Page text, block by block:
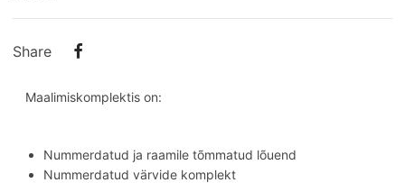
Share
Maalimiskomplektis on:
Nummerdatud ja raamile tõmmatud lõuend
Nummerdatud värvide komplekt